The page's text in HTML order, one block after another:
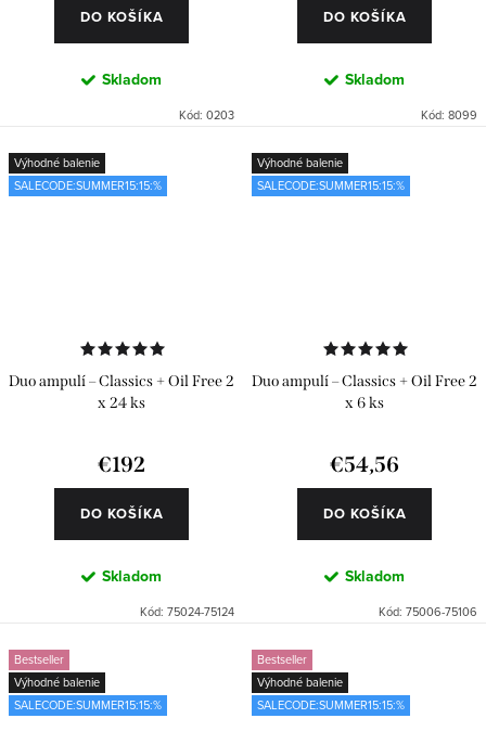
DO KOŠÍKA
Skladom
Kód: 0203
DO KOŠÍKA
Skladom
Kód: 8099
Výhodné balenie
SALECODE:SUMMER15:15:%
Duo ampulí – Classics + Oil Free 2
x 24 ks
€192
DO KOŠÍKA
Skladom
Kód: 75024-75124
Výhodné balenie
SALECODE:SUMMER15:15:%
Duo ampulí – Classics + Oil Free 2
x 6 ks
€54,56
DO KOŠÍKA
Skladom
Kód: 75006-75106
Bestseller
Výhodné balenie
SALECODE:SUMMER15:15:%
Bestseller
Výhodné balenie
SALECODE:SUMMER15:15:%